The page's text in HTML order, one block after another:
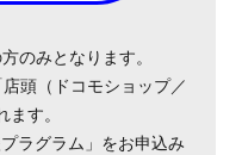
のみとなります。
頭（ドコモショップ／
す。
ラグラム」をお申込み